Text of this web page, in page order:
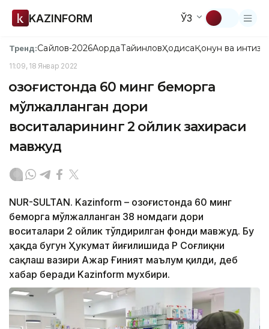
KAZINFORM ЎЗ
Тренд:Сайлов-2026АқордаТайинловҲодисаҚонун ва
11:09, 18 Январ 2022
Қозоғистонда 60 минг беморга
мўлжалланган дори
воситаларининг 2 ойлик захираси
мавжуд
NUR-SULTAN. Kazinform – Қозоғистонда 60 минг
беморга мўлжалланган 38 номдаги дори
воситалари 2 ойлик тўлдирилган фонди мавжуд. Бу
ҳақда бугун Ҳукумат йиғилишида ҚР Соғлиқни
сақлаш вазири Ажар Ғиният маълум қилди, деб
хабар беради Kazinform мухбири.